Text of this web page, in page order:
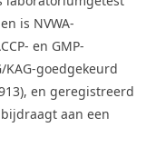
is NVWA-
en GMP-
goedgekeurd
en geregistreerd
bijdraagt aan een